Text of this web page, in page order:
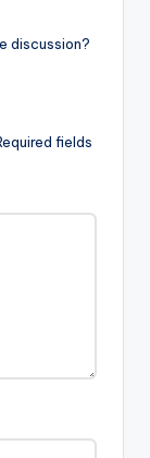
discussion?
fields